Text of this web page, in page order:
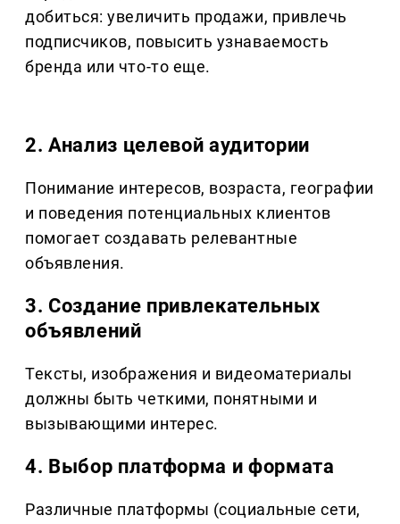
добиться: увеличить продажи, привлечь
подписчиков, повысить узнаваемость
бренда или что-то еще.
2. Анализ целевой аудитории
Понимание интересов, возраста, географии
и поведения потенциальных клиентов
помогает создавать релевантные
объявления.
3. Создание привлекательных
объявлений
Тексты, изображения и видеоматериалы
должны быть четкими, понятными и
вызывающими интерес.
4. Выбор платформа и формата
Различные платформы (социальные сети,